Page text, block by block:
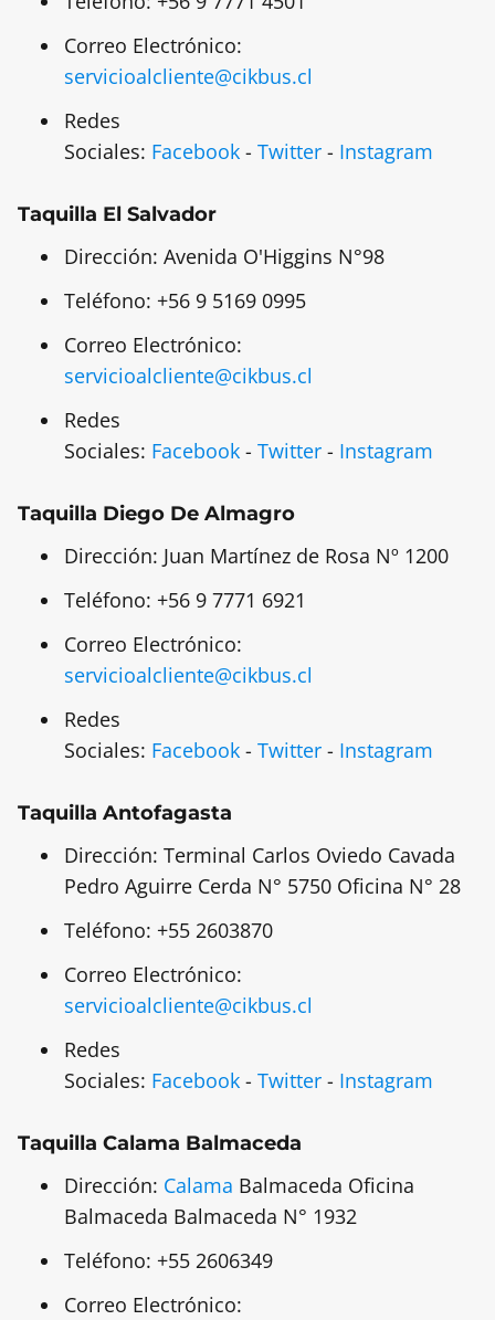
Correo Electrónico:
servicioalcliente@cikbus.cl
Redes
Sociales: Facebook - Twitter - Instagram
Taquilla El Salvador
Dirección: Avenida O'Higgins N°98
Teléfono: +56 9 5169 0995
Correo Electrónico:
servicioalcliente@cikbus.cl
Redes
Sociales: Facebook - Twitter - Instagram
Taquilla Diego De Almagro
Dirección: Juan Martínez de Rosa Nº 1200
Teléfono: +56 9 7771 6921
Correo Electrónico:
servicioalcliente@cikbus.cl
Redes
Sociales: Facebook - Twitter - Instagram
Taquilla Antofagasta
Dirección: Terminal Carlos Oviedo Cavada
Pedro Aguirre Cerda N° 5750 Oficina N° 28
Teléfono: +55 2603870
Correo Electrónico:
servicioalcliente@cikbus.cl
Redes
Sociales: Facebook - Twitter - Instagram
Taquilla Calama Balmaceda
Dirección: Calama Balmaceda Oficina
Balmaceda Balmaceda N° 1932
Teléfono: +55 2606349
Correo Electrónico: